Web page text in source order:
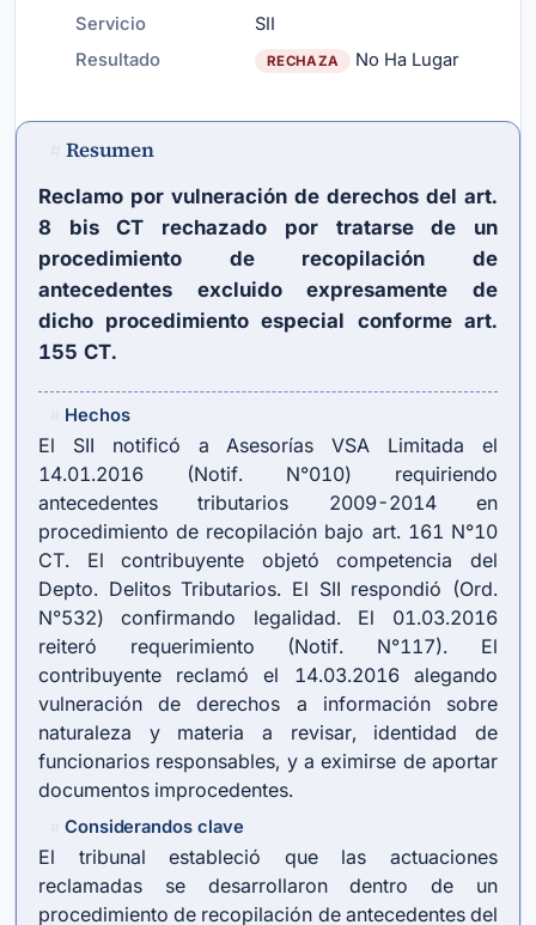
Servicio
SII
Resultado
RECHAZA No Ha Lugar
Resumen
Reclamo por vulneración de derechos del art.
8 bis CT rechazado por tratarse de un
procedimiento de recopilación de
antecedentes excluido expresamente de
dicho procedimiento especial conforme art.
155 CT.
Hechos
El SII notificó a Asesorías VSA Limitada el
14.01.2016 (Notif. N°010) requiriendo
antecedentes tributarios 2009-2014 en
procedimiento de recopilación bajo art. 161 N°10
CT. El contribuyente objetó competencia del
Depto. Delitos Tributarios. El SII respondió (Ord.
N°532) confirmando legalidad. El 01.03.2016
reiteró requerimiento (Notif. N°117). El
contribuyente reclamó el 14.03.2016 alegando
vulneración de derechos a información sobre
naturaleza y materia a revisar, identidad de
funcionarios responsables, y a eximirse de aportar
documentos improcedentes.
Considerandos clave
El tribunal estableció que las actuaciones
reclamadas se desarrollaron dentro de un
procedimiento de recopilación de antecedentes del